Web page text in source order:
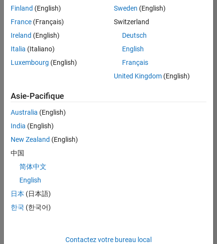
pouvez
élargir
votre
recherche
ou
afficher
l’ensemble
d'emploi.
malgré
tout
vous
trouvez
pas
d'offre
corresponde
à vos
Finland (English)
France (Français)
Ireland (English)
Italia (Italiano)
Luxembourg (English)
Sweden (English)
Switzerland
Deutsch
English
Français
United Kingdom(English)
Asie-Pacifique
Australia (English)
India (English)
New Zealand (English)
中国
简体中文
English
日本 (日本語)
한국 (한국어)
Contactez votre bureau local